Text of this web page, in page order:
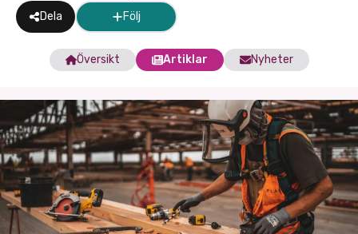
Dela Följ
Översikt Artiklar Nyheter